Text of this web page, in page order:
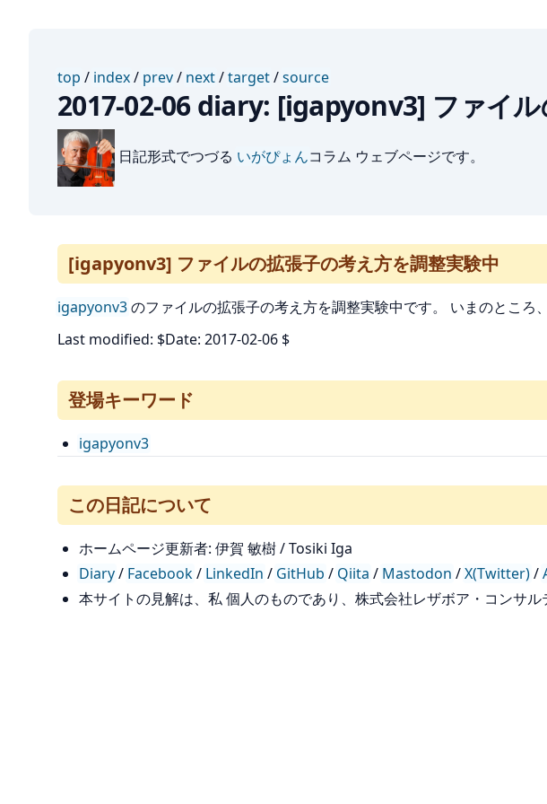
top / index/ prev/ next/target/source
2017-02-06 diary: [igapyonv3] ファイ
日記形式でつづる いがぴょんコラム ウェブページです。
[igapyonv3] ファイルの拡張子の考え方を調整実験中
igapyonv3のファイルの拡張子の考え方を調整実験中です。 いまのところ
Last modified: $Date: 2017-02-06 $
登場キーワード
igapyonv3
この日記について
ホームページ更新者: 伊賀 敏樹 / Tosiki Iga
Diary/ Facebook/ LinkedIn / GitHub / Qiita / Mastodon /X(Twitter)/
本サイトの見解は、私 個人のものであり、株式会社レザボア・コンサ